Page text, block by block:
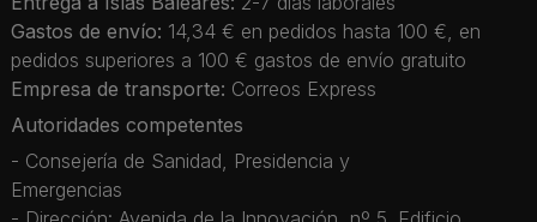
Gastos de envío: 14,34 € en pedidos hasta 100 €, en
pedidos superiores a 100 € gastos de envío gratuito
Empresa de transporte: Correos Express
Autoridades competentes
- Consejería de Sanidad, Presidencia y
Emergencias